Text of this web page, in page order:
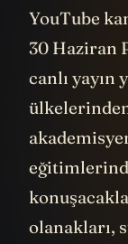
YouTube
30 Haziran
canlı yayın
olanakları,